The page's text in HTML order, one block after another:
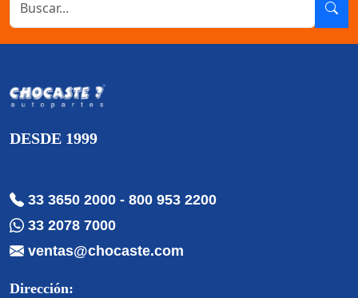
DESDE 1999
33 3650 2000 - 800 953 2200
33 2078 7000
ventas@chocaste.com
Dirección: